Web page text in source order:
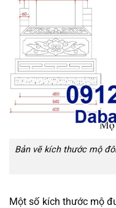
Bản vẽ kích thước mộ
Một số kích thước mộ